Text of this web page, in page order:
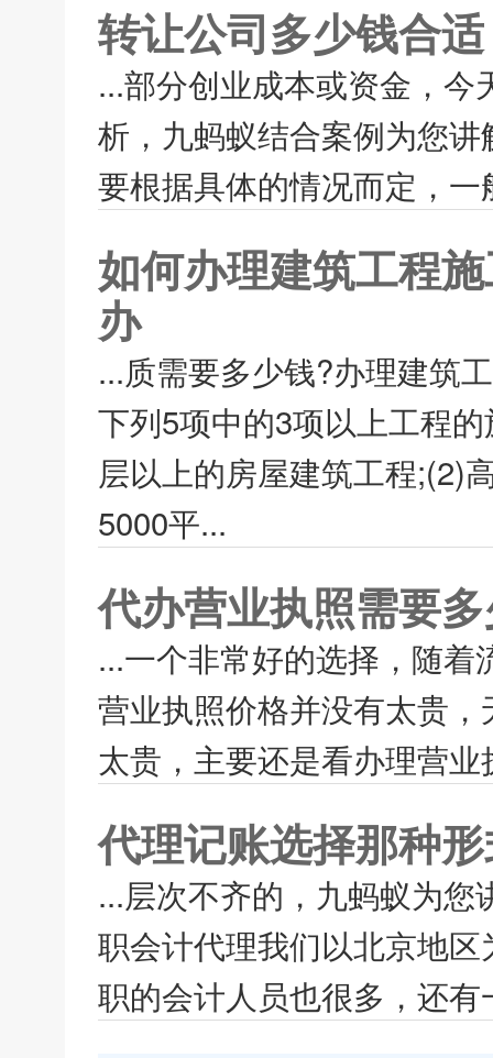
转让公司多少钱合适
...部分创业成本或资金，
析，九蚂蚁结合案例为您
要根据具体的情况而定，
如何办理建筑工程
办
...质需要多少钱?办理建筑
下列5项中的3项以上工程
层以上的房屋建筑工程;(2)
5000平...
代办营业执照需要
...一个非常好的选择，随
营业执照价格并没有太贵
太贵，主要还是看办理营
代理记账选择那种
...层次不齐的，九蚂蚁为
职会计代理我们以北京地
职的会计人员也很多，还